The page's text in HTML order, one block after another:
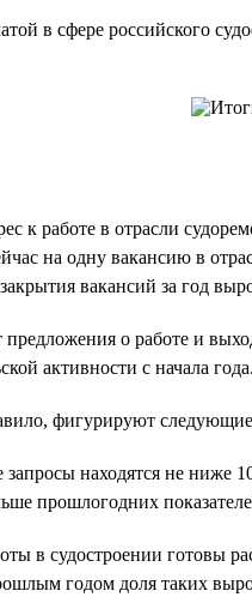
в сфере российского
к работе в отрасли
на одну вакансию в
вакансий за год
предложения о работе и
активности с начала года.
фигурируют
находятся не ниже
прошлогодних
в судостроении готовы
годом доля таких